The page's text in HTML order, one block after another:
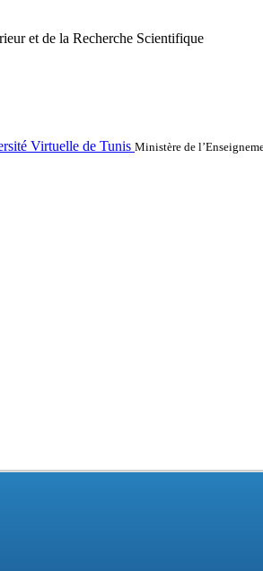
et de la Recherche Scientifique
Virtuelle de Tunis Ministère de